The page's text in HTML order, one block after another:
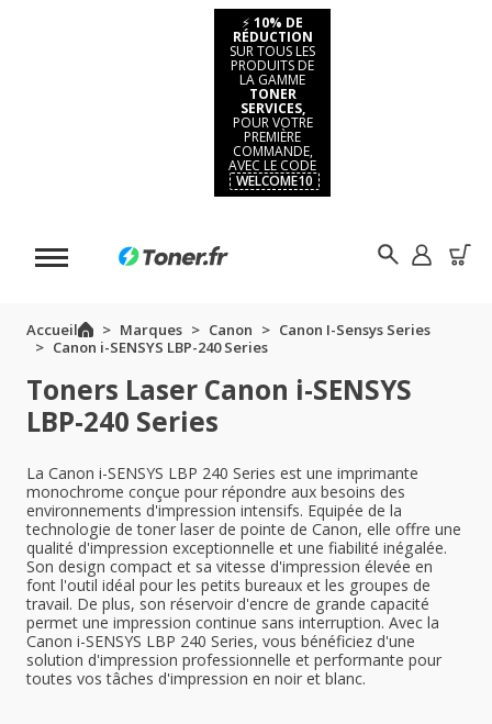
⚡ 10% DE
RÉDUCTION
SUR TOUS LES
PRODUITS DE
LA GAMME
TONER
SERVICES,
POUR VOTRE
PREMIÈRE
COMMANDE,
AVEC LE CODE
WELCOME10
Accueil Marques Canon
Canon I-Sensys Series
Canon i-SENSYS LBP-240 Series
Toners Laser Canon i-SENSYS
LBP-240 Series
La Canon i-SENSYS LBP 240 Series est une imprimante
monochrome conçue pour répondre aux besoins des
environnements d'impression intensifs. Equipée de la
technologie de toner laser de pointe de Canon, elle offre une
qualité d'impression exceptionnelle et une fiabilité inégalée.
Son design compact et sa vitesse d'impression élevée en
font l'outil idéal pour les petits bureaux et les groupes de
travail. De plus, son réservoir d'encre de grande capacité
permet une impression continue sans interruption. Avec la
Canon i-SENSYS LBP 240 Series, vous bénéficiez d'une
solution d'impression professionnelle et performante pour
toutes vos tâches d'impression en noir et blanc.